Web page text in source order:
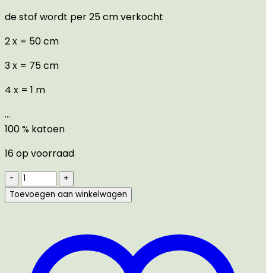
de stof wordt per 25 cm verkocht
2 x = 50 cm
3 x = 75 cm
4 x = 1 m
…
100 % katoen
16 op voorraad
Golden
Lilly
Sunshine/
Toevoegen aan winkelwagen